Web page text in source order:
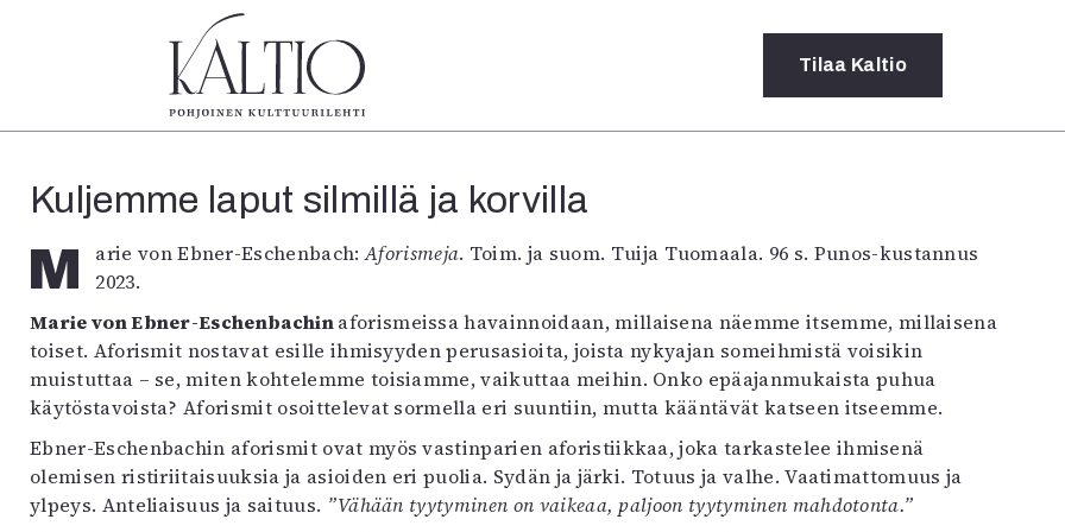
Tanssi
Tanssi
Sarjakuva
Sámegillii
Oulu2026
Näyttelyt
Musiikki
Levyt
4/2026
1/2026
5/2025 saame
5/2025
Lehtiarkisto
Tilaus ja
Yhteistyössä
Mediatiedot
Kaltio ry
Tilaa Kaltio
Kuljemme laput silmillä ja korvilla
Marie von Ebner-Eschenbach:Aforismeja. Toim. ja suom. Tuija Tuomaala. 96 s. Punos-kustannus
2023.
Marie von Ebner-Eschenbachinaforismeissa havainnoidaan, millaisena näemme itsemme, millaisena
toiset. Aforismit nostavat esille ihmisyyden perusasioita, joista nykyajan someihmistä voisikin
muistuttaa – se, miten kohtelemme toisiamme, vaikuttaa meihin. Onko epäajanmukaista puhua
käytöstavoista? Aforismit osoittelevat sormella eri suuntiin, mutta kääntävät katseen itseemme.
Ebner-Eschenbachin aforismit ovat myös vastinparien aforistiikkaa, joka tarkastelee ihmisenä
olemisen ristiriitaisuuksia ja asioiden eri puolia. Sydän ja järki. Totuus ja valhe. Vaatimattomuus ja
ylpeys. Anteliaisuus ja saituus. ”Vähään tyytyminen on vaikeaa, paljoon tyytyminen mahdotonta.”